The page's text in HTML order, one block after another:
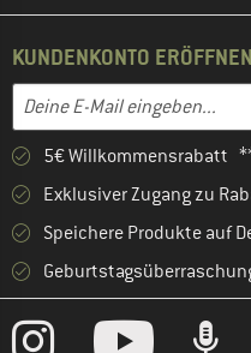
KUNDENKONTO ERÖFFNEN
E-Mail-Adresse
Gib hier deine E-Mail-
5€ Willkommensrabatt
Exklusiver Zugang zu
Speichere Produkte auf